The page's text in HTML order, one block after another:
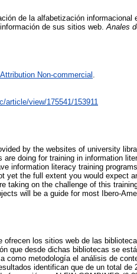
de la alfabetización
de sus sitios web. Anales
Non-commercial
view/175541/153911
by the websites of university
doing for training in information
information literacy training
yet the full extent you would expect
taking on the challenge of this
will be a guide for most Ibero-
los sitios web de las
que desde dichas bibliotecas se
como metodología el análisis de
identifican que de un total de